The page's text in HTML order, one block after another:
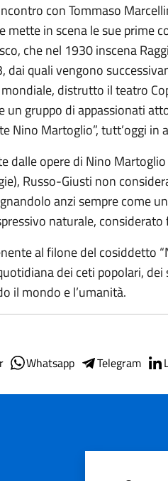
con Tommaso
in scena le sue prime
che nel 1930 inscena
dai quali vengono
distrutto il teatro
un gruppo di appassionati
Nino Martoglio”, tutt’oggi in
dalle opere di Nino
Russo-Giusti non
anzi sempre come
naturale,
al filone del cosiddetto
dei ceti popolari,
il mondo e l’umanità.
Whatsapp Telegram